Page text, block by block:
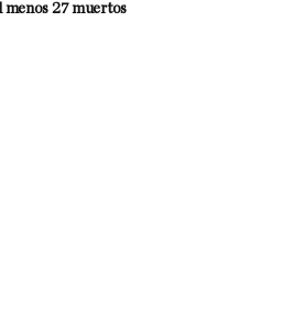
menos 27 muertos